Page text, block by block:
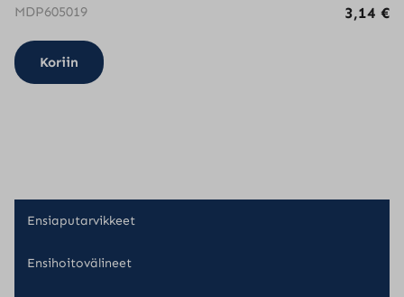
MDP605019 3,14 €
Koriin
Ensiaputarvikkeet
Ensihoitovälineet